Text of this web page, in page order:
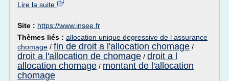
Lire la suite
Site : https://www.insee.fr
Thèmes liés : allocation unique degressive de l assurance
chomage / fin de droit a l'allocation chomage /
droit a l'allocation de chomage / droit a l
allocation chomage / montant de l'allocation
chomage